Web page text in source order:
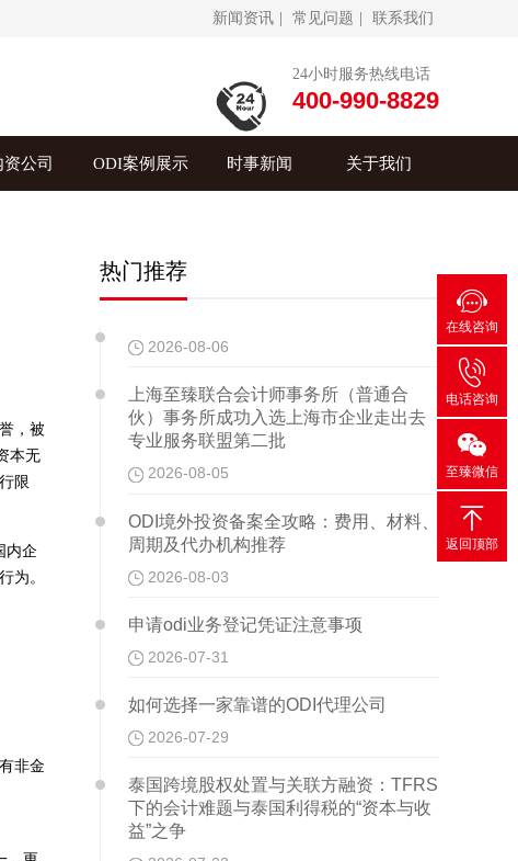
新闻资讯 常见问题 联系我们
24小时服务热线电话
400-990-8829
资公司 ODI案例展示 时事新闻 关于我们
，被
本无
限
内企
为。
非金
热门推荐
2026-08-06
上海至臻联合会计师事务所（普通合
伙）事务所成功入选上海市企业走出去
专业服务联盟第二批
2026-08-05
ODI境外投资备案全攻略：费用、材料、
周期及代办机构推荐
2026-08-03
申请odi业务登记凭证注意事项
2026-07-31
如何选择一家靠谱的ODI代理公司
2026-07-29
泰国跨境股权处置与关联方融资：TFRS
下的会计难题与泰国利得税的“资本与收
益”之争

在线咨询

电话咨询

至臻微信

返回顶部